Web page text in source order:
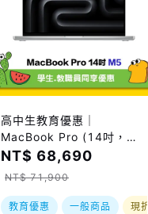
高中生教育優惠｜
MacBook Pro (14吋，
M5) (10C/10C
GPU/24GB/1TB) / 兩色｜
預購，到貨後依訂單順序出
貨
NT$ 68,690
NT$ 71,900
教育優惠 一般商品 現折